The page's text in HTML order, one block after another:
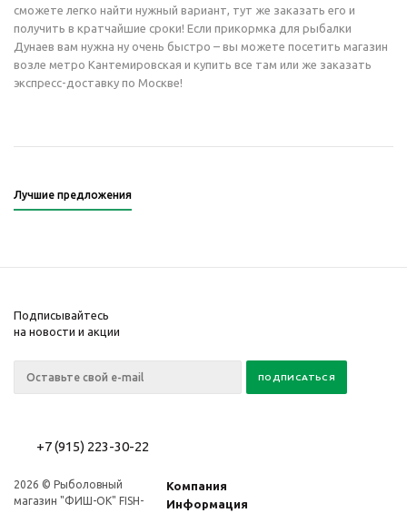
сможете легко найти нужный вариант, тут же заказать его и
получить в кратчайшие сроки! Если прикормка для рыбалки
Дунаев вам нужна ну очень быстро – вы можете посетить магазин
возле метро Кантемировская и купить все там или же заказать
экспресс-доставку по Москве!
Лучшие предложения
Подписывайтесь
на новости и акции
+7 (915) 223-30-22
2026 © Рыболовный
магазин "ФИШ-OK" FISH-
Компания
Информация